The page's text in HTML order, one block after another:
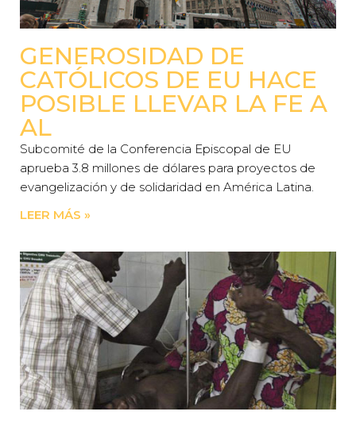
GENEROSIDAD DE
CATÓLICOS DE EU HACE
POSIBLE LLEVAR LA FE A
AL
Subcomité de la Conferencia Episcopal de EU
aprueba 3.8 millones de dólares para proyectos de
evangelización y de solidaridad en América Latina.
LEER MÁS »